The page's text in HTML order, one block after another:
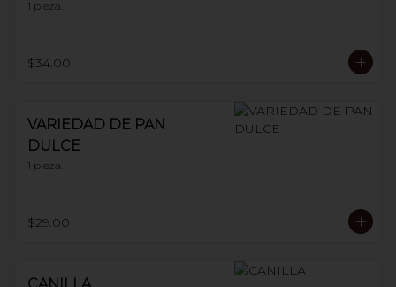
1 pieza.
$34.00
VARIEDAD DE PAN
DULCE
1 pieza.
$29.00